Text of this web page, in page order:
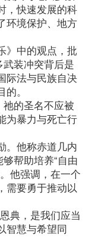
，快速发展的科
环境保护、地方
》中的观点，批
武装冲突背后是
际法与民族自决
。
祂的圣名不应被
为暴力与死亡行
。他称赤道几内
帮助培养“自由
他强调，在一个
需要勇于推动以
典，是我们应当
智慧与希望同